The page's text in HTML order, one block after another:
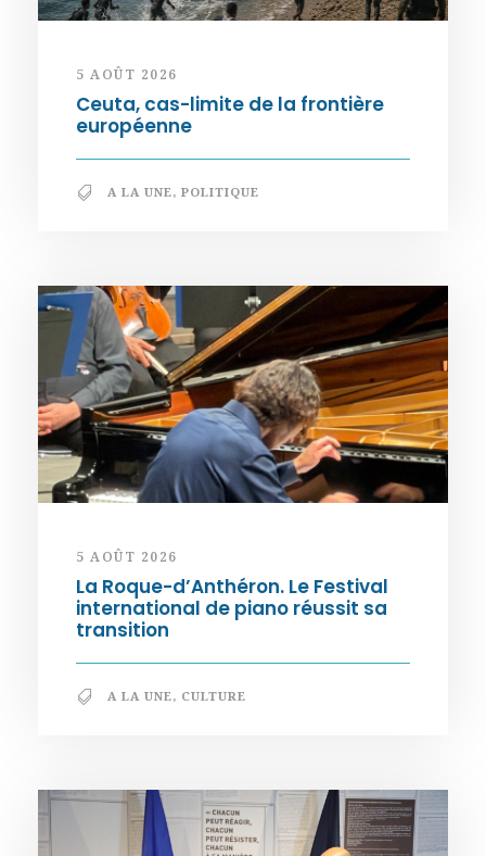
5 AOÛT 2026
Ceuta, cas-limite de la frontière
européenne
A LA UNE, POLITIQUE
5 AOÛT 2026
La Roque-d’Anthéron. Le Festival
international de piano réussit sa
transition
A LA UNE, CULTURE